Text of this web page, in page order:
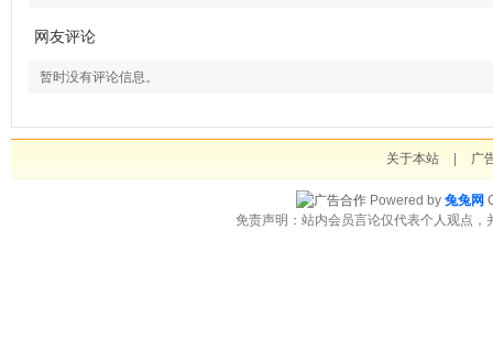
网友评论
暂时没有评论信息。
关于本站 广
Powered by 兔兔网
免责声明：站内会员言论仅代表个人观点